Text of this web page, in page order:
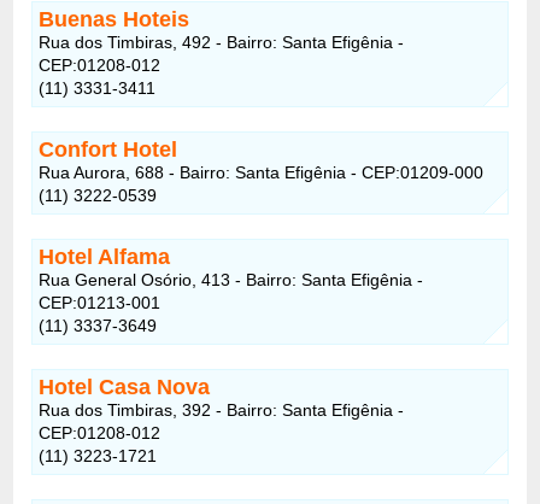
Buenas Hoteis
Rua dos Timbiras, 492 - Bairro: Santa Efigênia -
CEP:01208-012
(11) 3331-3411
Confort Hotel
Rua Aurora, 688 - Bairro: Santa Efigênia - CEP:01209-000
(11) 3222-0539
Hotel Alfama
Rua General Osório, 413 - Bairro: Santa Efigênia -
CEP:01213-001
(11) 3337-3649
Hotel Casa Nova
Rua dos Timbiras, 392 - Bairro: Santa Efigênia -
CEP:01208-012
(11) 3223-1721